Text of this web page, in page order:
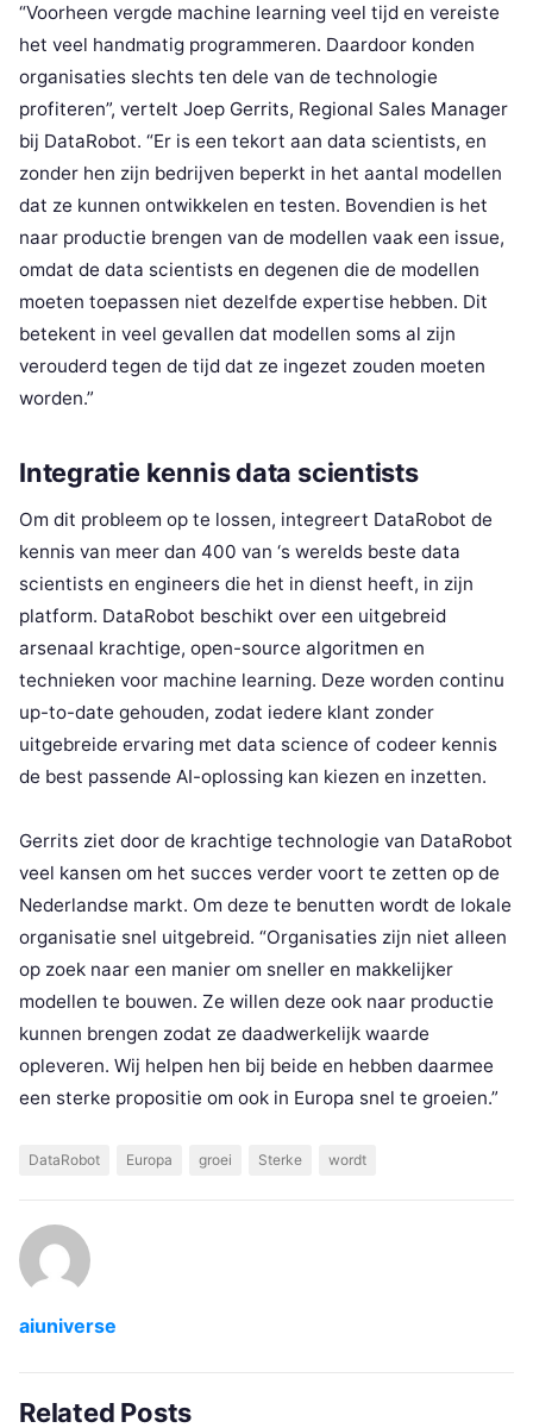
“Voorheen vergde machine learning veel tijd en vereiste
het veel handmatig programmeren. Daardoor konden
organisaties slechts ten dele van de technologie
profiteren”, vertelt Joep Gerrits, Regional Sales Manager
bij DataRobot. “Er is een tekort aan data scientists, en
zonder hen zijn bedrijven beperkt in het aantal modellen
dat ze kunnen ontwikkelen en testen. Bovendien is het
naar productie brengen van de modellen vaak een issue,
omdat de data scientists en degenen die de modellen
moeten toepassen niet dezelfde expertise hebben. Dit
betekent in veel gevallen dat modellen soms al zijn
verouderd tegen de tijd dat ze ingezet zouden moeten
worden.”
Integratie kennis data scientists
Om dit probleem op te lossen, integreert DataRobot de
kennis van meer dan 400 van ‘s werelds beste data
scientists en engineers die het in dienst heeft, in zijn
platform. DataRobot beschikt over een uitgebreid
arsenaal krachtige, open-source algoritmen en
technieken voor machine learning. Deze worden continu
up-to-date gehouden, zodat iedere klant zonder
uitgebreide ervaring met data science of codeer kennis
de best passende AI-oplossing kan kiezen en inzetten.
Gerrits ziet door de krachtige technologie van DataRobot
veel kansen om het succes verder voort te zetten op de
Nederlandse markt. Om deze te benutten wordt de lokale
organisatie snel uitgebreid. “Organisaties zijn niet alleen
op zoek naar een manier om sneller en makkelijker
modellen te bouwen. Ze willen deze ook naar productie
kunnen brengen zodat ze daadwerkelijk waarde
opleveren. Wij helpen hen bij beide en hebben daarmee
een sterke propositie om ook in Europa snel te groeien.”
DataRobot Europa groei Sterke wordt
aiuniverse
Related Posts